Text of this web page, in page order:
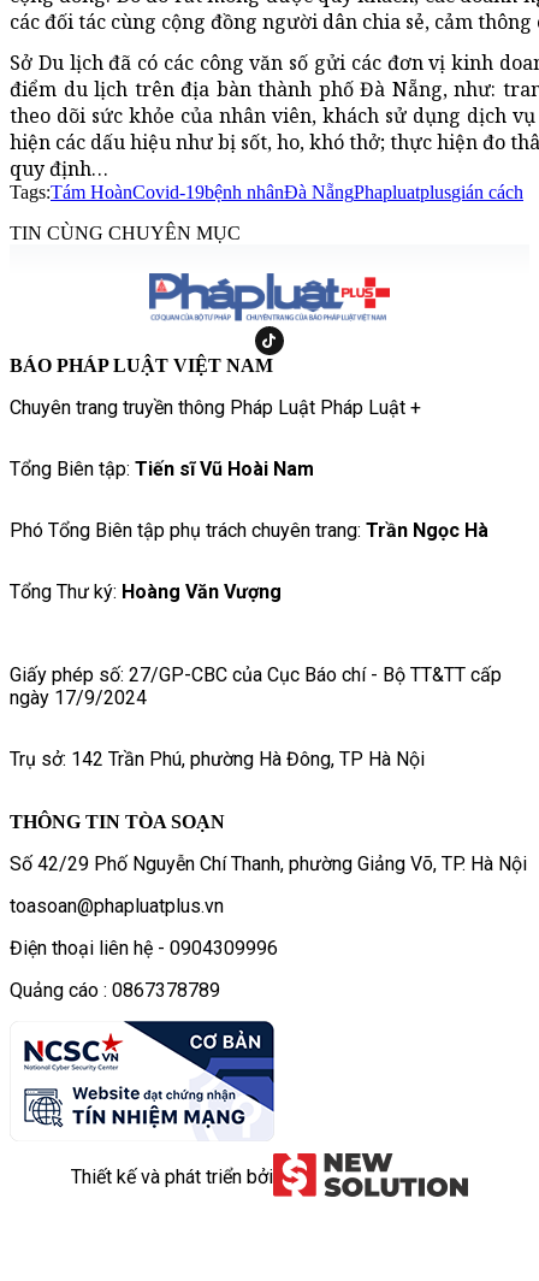
các đối tác cùng cộng đồng người dân chia sẻ, cảm
Sở Du lịch đã có các công văn số gửi các đơn vị kinh
điểm du lịch trên địa bàn thành phố Đà Nẵng, như:
theo dõi sức khỏe của nhân viên, khách sử dụng dịch
hiện các dấu hiệu như bị sốt, ho, khó thở; thực hiện đo
quy định…
Tags:Tám HoànCovid-19bệnh nhânĐà NẵngPhapluatplusgián cách
TIN CÙNG CHUYÊN MỤC
BÁO PHÁP LUẬT VIỆT NAM
Chuyên trang truyền thông Pháp Luật Pháp Luật +
Tổng Biên tập: Tiến sĩ Vũ Hoài Nam
Phó Tổng Biên tập phụ trách chuyên trang: Trần Ngọc Hà
Tổng Thư ký: Hoàng Văn Vượng
Giấy phép số: 27/GP-CBC của Cục Báo chí - Bộ TT&TT cấp
ngày 17/9/2024
Trụ sở: 142 Trần Phú, phường Hà Đông, TP Hà Nội
THÔNG TIN TÒA SOẠN
Số 42/29 Phố Nguyễn Chí Thanh, phường Giảng Võ, TP. Hà Nội
toasoan@phapluatplus.vn
Điện thoại liên hệ - 0904309996
Quảng cáo : 0867378789
Thiết kế và phát triển bởi